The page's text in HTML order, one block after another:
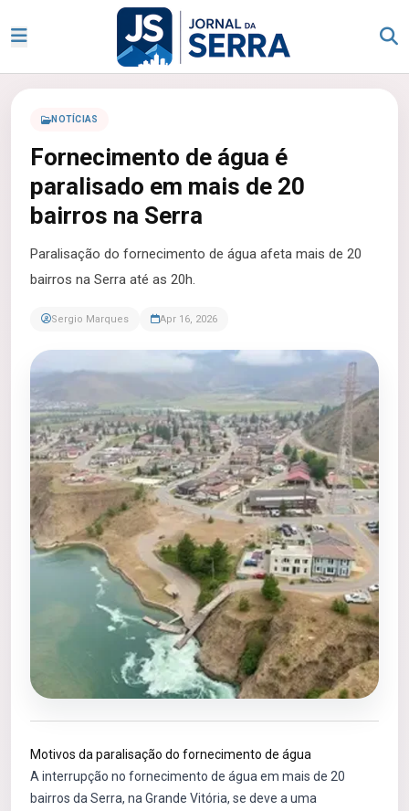
NOTÍCIAS
Fornecimento de água é
paralisado em mais de 20
bairros na Serra
Paralisação do fornecimento de água afeta mais de 20
bairros na Serra até as 20h.
Sergio Marques Apr 16, 2026
Motivos da paralisação do fornecimento de água
A interrupção no fornecimento de água em mais de 20
bairros da Serra, na Grande Vitória, se deve a uma